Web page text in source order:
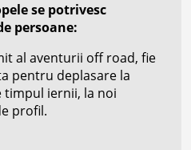
se potrivesc
persoane:
al aventurii off road, fie
pentru deplasare la
timpul iernii, la noi
profil.